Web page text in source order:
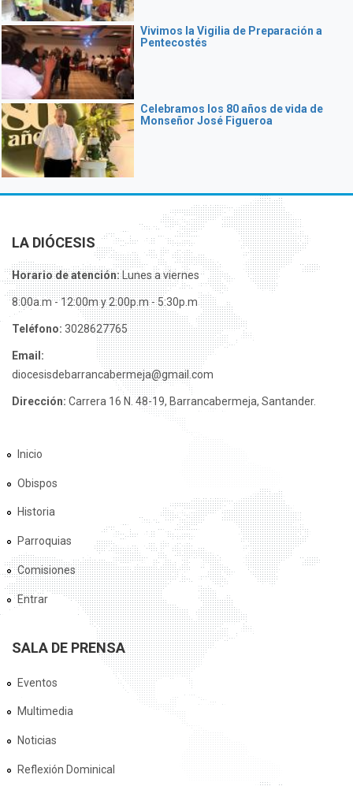
Vivimos la Vigilia de Preparación a
Pentecostés
Celebramos los 80 años de vida de
Monseñor José Figueroa
LA DIÓCESIS
Horario de atención:Lunes a viernes
8:00a.m - 12:00m y 2:00p.m - 5:30p.m
Teléfono: 3028627765
Email:
diocesisdebarrancabermeja@gmail.com
Dirección: Carrera 16 N. 48-19, Barrancabermeja, Santander.
Inicio
Obispos
Historia
Parroquias
Comisiones
Entrar
SALA DE PRENSA
Eventos
Multimedia
Noticias
Reflexión Dominical